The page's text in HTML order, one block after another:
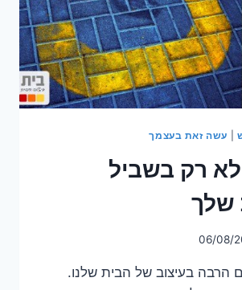
עשה זאת בעצמך
לא רק בשביל
שלך
06/08/
הרבה בעיצוב של הבית שלנו.